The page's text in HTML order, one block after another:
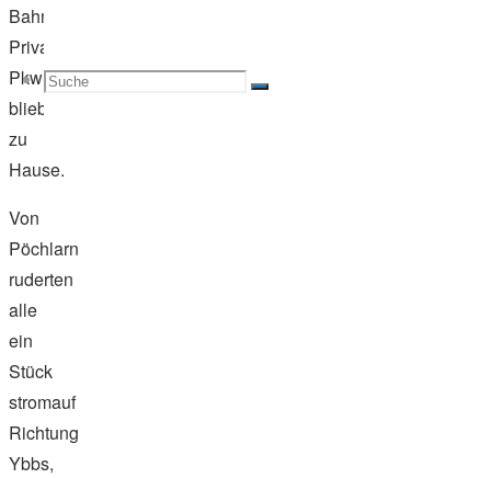
Suche
Suchen
Suche
Bahn,
Privat-
Pkw
blieben
zu
Hause.
Von
Pöchlarn
ruderten
alle
ein
Stück
stromauf
Richtung
Ybbs,